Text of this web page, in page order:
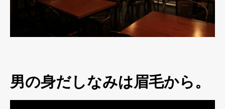
男の身だしなみは眉毛から。